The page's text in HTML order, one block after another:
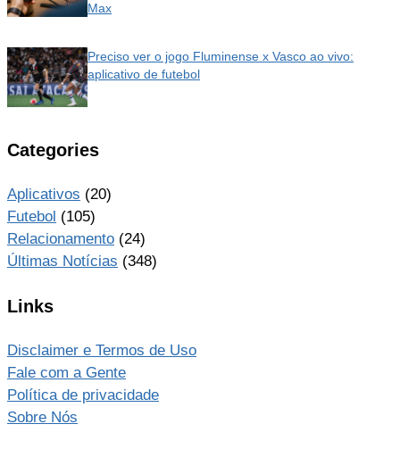
Max
Preciso ver o jogo Fluminense x Vasco ao vivo:
aplicativo de futebol
Categories
Aplicativos (20)
Futebol (105)
Relacionamento (24)
Últimas Notícias (348)
Links
Disclaimer e Termos de Uso
Fale com a Gente
Política de privacidade
Sobre Nós